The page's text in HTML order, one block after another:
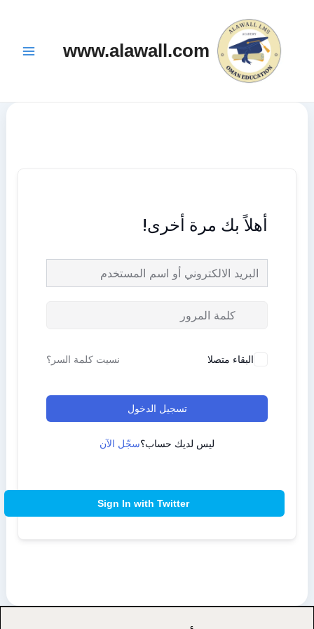
المحتوى
www.alawall.com
أهلاً بك مرة أخرى!
البقاء متصلا نسيت كلمة السر؟
تسجيل الدخول
ليس لديك حساب؟سجّل الآن
Sign In with Twitter